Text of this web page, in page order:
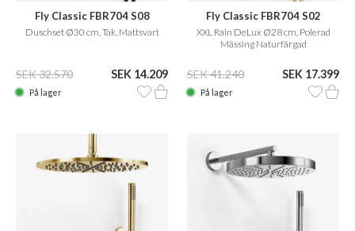
Fly Classic FBR704 S08
Duschset Ø30 cm, Tak, Mattsvart
SEK 32.570 SEK 14.209
På lager
Fly Classic FBR704 S02
XXL Rain DeLux Ø28 cm, Polerad
Mässing Naturfärgad
SEK 41.240 SEK 17.399
På lager